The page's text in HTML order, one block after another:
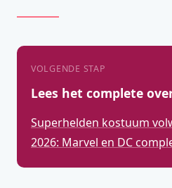
VOLGENDE STAP
Lees het complete
Superhelden kostuum
2026: Marvel en DC